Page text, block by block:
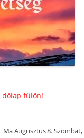
KORÁBBI HAVI PROGRAM
TERVEZETEK(2025-2016)
KORÁBBI PROGRAMOK-
BEJEGYZÉSEK
Ma Augusztus 8. Szombat,